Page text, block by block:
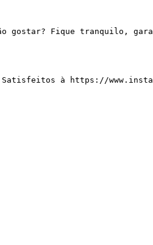
gostar? Fique tranquilo,
Satisfeitos à https://